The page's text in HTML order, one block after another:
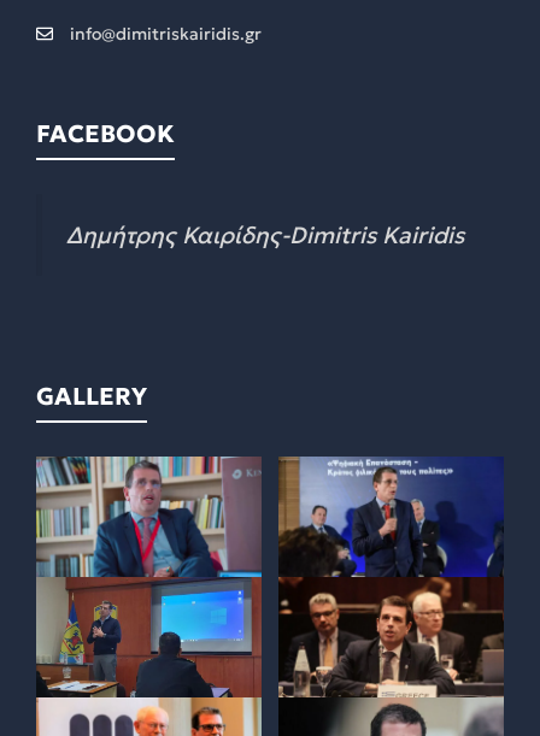
info@dimitriskairidis.gr
FACEBOOK
Δημήτρης Καιρίδης-Dimitris Kairidis
GALLERY